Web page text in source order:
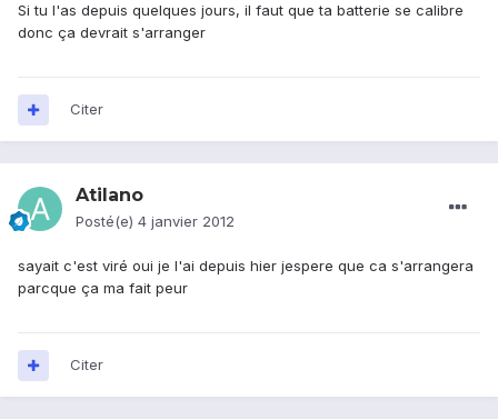
Si tu l'as depuis quelques jours, il faut que ta batterie se calibre
donc ça devrait s'arranger
Citer
Atilano
Posté(e) 4 janvier 2012
sayait c'est viré oui je l'ai depuis hier jespere que ca s'arrangera
parcque ça ma fait peur
Citer